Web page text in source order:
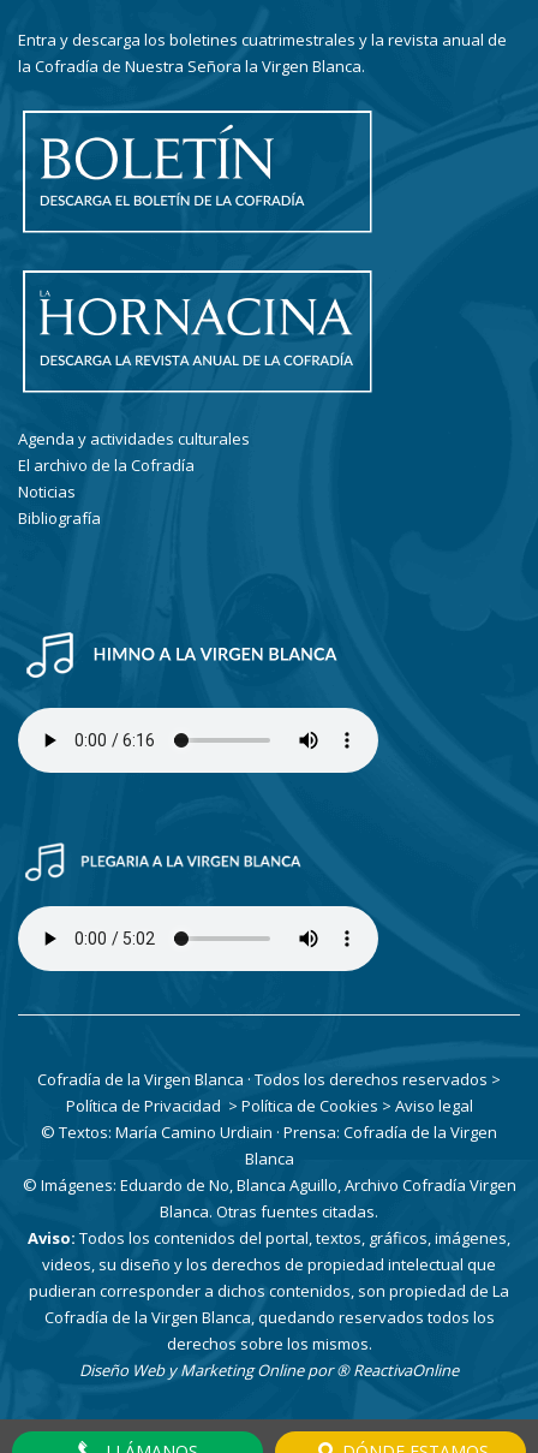
Entra y descarga los boletines cuatrimestrales y la revista anual de
la Cofradía de Nuestra Señora la Virgen Blanca.
Agenda y actividades culturales
El archivo de la Cofradía
Noticias
Bibliografía
Cofradía de la Virgen Blanca · Todos los derechos reservados >
Política de Privacidad > Política de Cookies > Aviso legal
© Textos: María Camino Urdiain · Prensa: Cofradía de la Virgen
Blanca
© Imágenes: Eduardo de No, Blanca Aguillo, Archivo Cofradía Virgen
Blanca. Otras fuentes citadas.
Aviso: Todos los contenidos del portal, textos, gráficos, imágenes,
videos, su diseño y los derechos de propiedad intelectual que
pudieran corresponder a dichos contenidos, son propiedad de La
Cofradía de la Virgen Blanca, quedando reservados todos los
derechos sobre los mismos.
Diseño Web y Marketing Online por® ReactivaOnline